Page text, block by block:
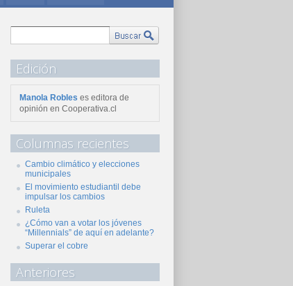
Edición
Manola Robles es editora de
opinión en Cooperativa.cl
Columnas recientes
Cambio climático y elecciones
municipales
El movimiento estudiantil debe
impulsar los cambios
Ruleta
¿Cómo van a votar los jóvenes
“Millennials” de aquí en adelante?
Superar el cobre
Anteriores